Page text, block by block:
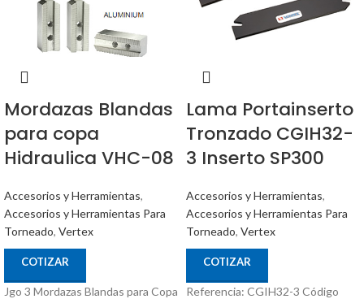
Mordazas Blandas
para copa
Hidraulica VHC-08
Accesorios y Herramientas,
Accesorios y Herramientas Para
Torneado, Vertex
COTIZAR
Jgo 3 Mordazas Blandas para Copa
Lama Portainserto
Tronzado CGIH32-
3 Inserto SP300
Accesorios y Herramientas,
Accesorios y Herramientas Para
Torneado, Vertex
COTIZAR
Referencia: CGIH32-3 Código